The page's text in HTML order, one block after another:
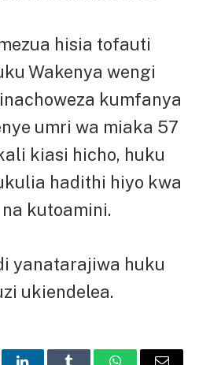
hisia tofauti
Wakenya wengi
kumfanya
umri wa miaka 57
kiasi hicho, huku
hadithi hiyo kwa
kutoamini.
yanatarajiwa huku
ukiendelea.